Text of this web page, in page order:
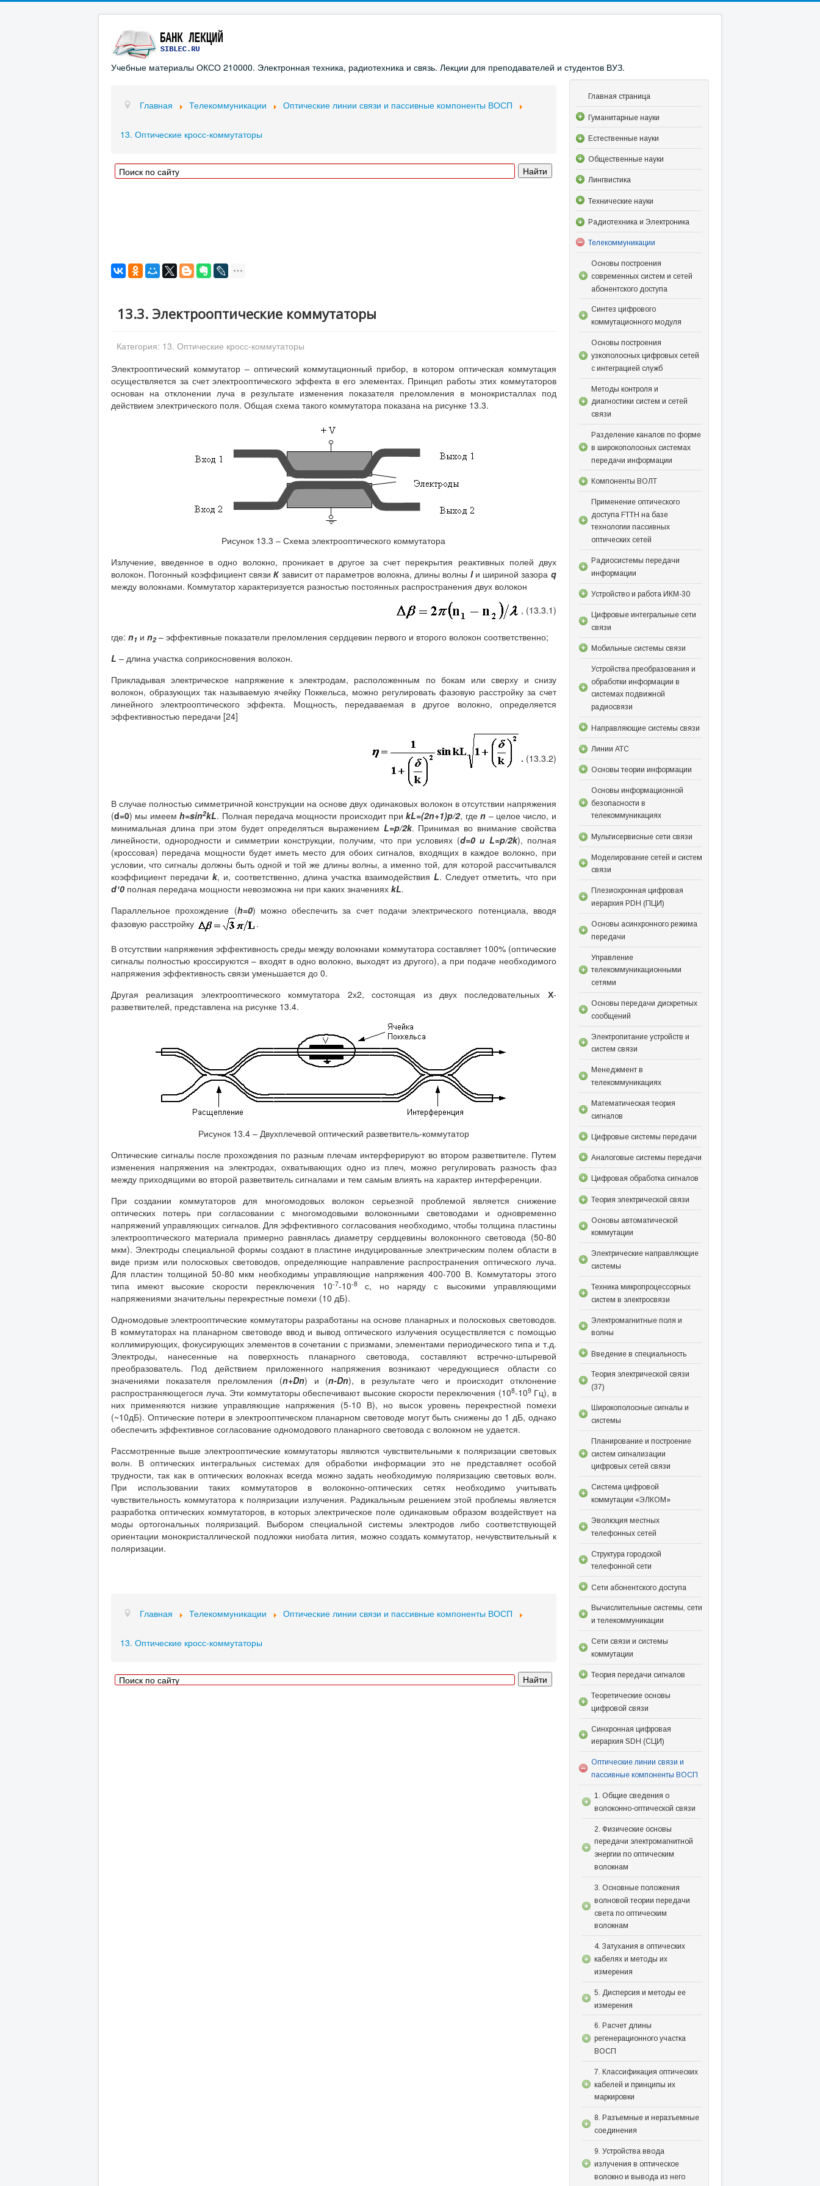
Учебные материалы ОКСО 210000. Электронная техника, радиотехника и связь. Лекции для преподавателей и студентов ВУЗ.
Главная Телекоммуникации Оптические линии связи и пассивные компоненты ВОСП
13. Оптические кросс-коммутаторы
13.3. Электрооптические коммутаторы
Категория: 13. Оптические кросс-коммутаторы
Электрооптический коммутатор – оптический коммутационный прибор, в котором оптическая коммутация
осуществляется за счет электрооптического эффекта в его элементах. Принцип работы этих коммутаторов
основан на отклонении луча в результате изменения показателя преломления в монокристаллах под
действием электрического поля. Общая схема такого коммутатора показана на рисунке 13.3.
Рисунок 13.3 – Схема электрооптического коммутатора
Излучение, введенное в одно волокно, проникает в другое за счет перекрытия реактивных полей двух
волокон. Погонный коэффициент связиК зависит от параметров волокна, длины волны lи шириной зазора q
между волокнами. Коммутатор характеризуется разностью постоянных распространения двух волокон
, (13.3.1)
где: n1 и n2 – эффективные показатели преломления сердцевин первого и второго волокон соответственно;
L – длина участка соприкосновения волокон.
Прикладывая электрическое напряжение к электродам, расположенным по бокам или сверху и снизу
волокон, образующих так называемую ячейку Поккельса, можно регулировать фазовую расстройку за счет
линейного электрооптического эффекта. Мощность, передаваемая в другое волокно, определяется
эффективностью передачи [24]
. (13.3.2)
В случае полностью симметричной конструкции на основе двух одинаковых волокон в отсутствии напряжения
(d=0) мы имеемh=sin2kL. Полная передача мощности происходит приkL=(2n+1)p/2, гдеn – целое число, и
минимальная длина при этом будет определяться выражением L=p/2k. Принимая во внимание свойства
линейности, однородности и симметрии конструкции, получим, что при условиях (d=0 и L=p/2k), полная
(кроссовая) передача мощности будет иметь место для обоих сигналов, входящих в каждое волокно, при
условии, что сигналы должны быть одной и той же длины волны, а именно той, для которой рассчитывался
коэффициент передачиk, и, соответственно, длина участка взаимодействияL. Следует отметить, что при
d¹0 полная передача мощности невозможна ни при каких значениях kL.
Параллельное прохождение (h=0) можно обеспечить за счет подачи электрического потенциала, вводя
фазовую расстройку
.
В отсутствии напряжения эффективность среды между волокнами коммутатора составляет 100% (оптические
сигналы полностью кроссируются – входят в одно волокно, выходят из другого), а при подаче необходимого
напряжения эффективность связи уменьшается до 0.
Другая реализация электрооптического коммутатора 2х2, состоящая из двух последовательных Х-
разветвителей, представлена на рисунке 13.4.
Рисунок 13.4 – Двухплечевой оптический разветвитель-коммутатор
Оптические сигналы после прохождения по разным плечам интерферируют во втором разветвителе. Путем
изменения напряжения на электродах, охватывающих одно из плеч, можно регулировать разность фаз
между приходящими во второй разветвитель сигналами и тем самым влиять на характер интерференции.
При создании коммутаторов для многомодовых волокон серьезной проблемой является снижение
оптических потерь при согласовании с многомодовыми волоконными световодами и одновременно
напряжений управляющих сигналов. Для эффективного согласования необходимо, чтобы толщина пластины
электрооптического материала примерно равнялась диаметру сердцевины волоконного световода (50-80
мкм). Электроды специальной формы создают в пластине индуцированные электрическим полем области в
виде призм или полосковых световодов, определяющие направление распространения оптического луча.
Для пластин толщиной 50-80 мкм необходимы управляющие напряжения 400-700 В. Коммутаторы этого
типа имеют высокие скорости переключения 10-7-10-8 с, но наряду с высокими управляющими
напряжениями значительны перекрестные помехи (10 дБ).
Одномодовые электрооптические коммутаторы разработаны на основе планарных и полосковых световодов.
В коммутаторах на планарном световоде ввод и вывод оптического излучения осуществляется с помощью
коллимирующих, фокусирующих элементов в сочетании с призмами, элементами периодического типа и т.д.
Электроды, нанесенные на поверхность планарного световода, составляют встречно-штыревой
преобразователь. Под действием приложенного напряжения возникают чередующиеся области со
значениями показателя преломления (n+Dn) и (n-Dn), в результате чего и происходит отклонение
распространяющегося луча. Эти коммутаторы обеспечивают высокие скорости переключения (108-109Гц), в
них применяются низкие управляющие напряжения (5-10 В), но высок уровень перекрестной помехи
(~10дБ). Оптические потери в электрооптическом планарном световоде могут быть снижены до 1 дБ, однако
обеспечить эффективное согласование одномодового планарного световода с волокном не удается.
Рассмотренные выше электрооптические коммутаторы являются чувствительными к поляризации световых
волн. В оптических интегральных системах для обработки информации это не представляет особой
трудности, так как в оптических волокнах всегда можно задать необходимую поляризацию световых волн.
При использовании таких коммутаторов в волоконно-оптических сетях необходимо учитывать
чувствительность коммутатора к поляризации излучения. Радикальным решением этой проблемы является
разработка оптических коммутаторов, в которых электрическое поле одинаковым образом воздействует на
моды ортогональных поляризаций. Выбором специальной системы электродов либо соответствующей
ориентации монокристаллической подложки ниобата лития, можно создать коммутатор, нечувствительный к
поляризации.
Главная Телекоммуникации Оптические линии связи и пассивные компоненты ВОСП
13. Оптические кросс-коммутаторы
Главная страница
Гуманитарные науки
Естественные науки
Общественные науки
Лингвистика
Технические науки
Радиотехника и Электроника
Телекоммуникации
Основы построения
современных систем и сетей
абонентского доступа
Синтез цифрового
коммутационного модуля
Основы построения
узкополосных цифровых сетей
с интеграцией служб
Методы контроля и
диагностики систем и сетей
связи
Разделение каналов по форме
в широкополосных системах
передачи информации
Компоненты ВОЛТ
Применение оптического
доступа FTTH на базе
технологии пассивных
оптических сетей
Радиосистемы передачи
информации
Устройство и работа ИКМ-30
Цифровые интегральные сети
связи
Мобильные системы связи
Устройства преобразования и
обработки информации в
системах подвижной
радиосвязи
Направляющие системы связи
Линии АТС
Основы теории информации
Основы информационной
безопасности в
телекоммуникациях
Мультисервисные сети связи
Моделирование сетей и систем
связи
Плезиохронная цифровая
иерархия PDH (ПЦИ)
Основы асинхронного режима
передачи
Управление
телекоммуникационными
сетями
Основы передачи дискретных
сообщений
Электропитание устройств и
систем связи
Менеджмент в
телекоммуникациях
Математическая теория
сигналов
Цифровые системы передачи
Аналоговые системы передачи
Цифровая обработка сигналов
Теория электрической связи
Основы автоматической
коммутации
Электрические направляющие
системы
Техника микропроцессорных
систем в электросвязи
Электромагнитные поля и
волны
Введение в специальность
Теория электрической связи
(37)
Широкополосные сигналы и
системы
Планирование и построение
систем сигнализации
цифровых сетей связи
Система цифровой
коммутации «ЭЛКОМ»
Эволюция местных
телефонных сетей
Структура городской
телефонной сети
Сети абонентского доступа
Вычислительные системы, сети
и телекоммуникации
Сети связи и системы
коммутации
Теория передачи сигналов
Теоретические основы
цифровой связи
Синхронная цифровая
иерархия SDH (СЦИ)
Оптические линии связи и
пассивные компоненты ВОСП
1. Общие сведения о
волоконно-оптической связи
2. Физические основы
передачи электромагнитной
энергии по оптическим
волокнам
3. Основные положения
волновой теории передачи
света по оптическим
волокнам
4. Затухания в оптических
кабелях и методы их
измерения
5. Дисперсия и методы ее
измерения
6. Расчет длины
регенерационного участка
ВОСП
7. Классификация оптических
кабелей и принципы их
маркировки
8. Разъемные и неразъемные
соединения
9. Устройства ввода
излучения в оптическое
волокно и вывода из него